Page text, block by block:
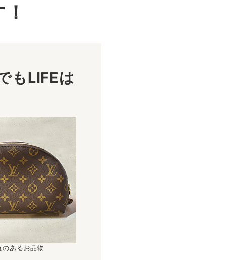
もLIFEは
のあるお品物